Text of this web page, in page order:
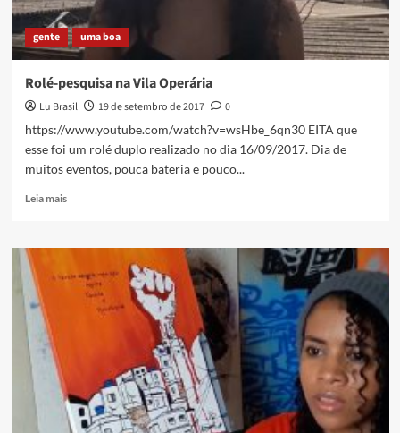
gente uma boa
Rolé-pesquisa na Vila Operária
Lu Brasil 19 de setembro de 2017
0
https://www.youtube.com/watch?v=wsHbe_6qn30 EITA que
esse foi um rolé duplo realizado no dia 16/09/2017. Dia de
muitos eventos, pouca bateria e pouco...
Leia maisRead
Rolé-
na
Operária